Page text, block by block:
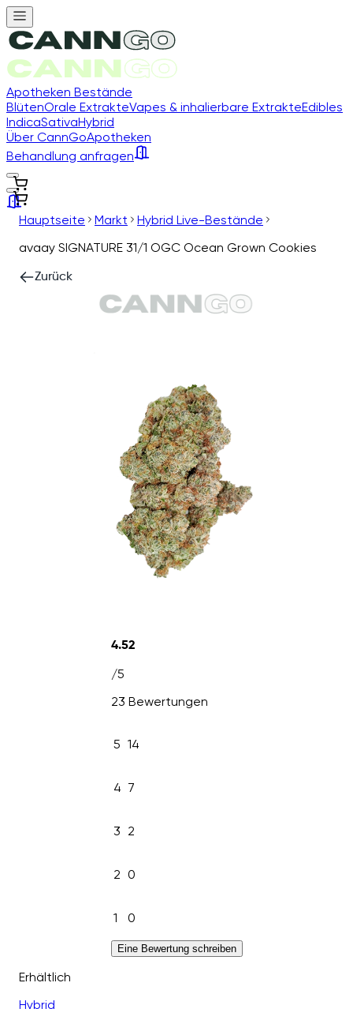
Apotheken Bestände
BlütenOrale ExtrakteVapes & inhalierbare ExtrakteEdibles
IndicaSativaHybrid
Über CannGoApotheken
Behandlung anfragen
Hauptseite Markt
Hybrid Live-Bestände
avaay SIGNATURE 31/1 OGC Ocean Grown Cookies
Zurück
4.52
/5
23 Bewertungen
5 14
4 7
3 2
2 0
1 0
Eine Bewertung schreiben
Erhältlich
Hybrid